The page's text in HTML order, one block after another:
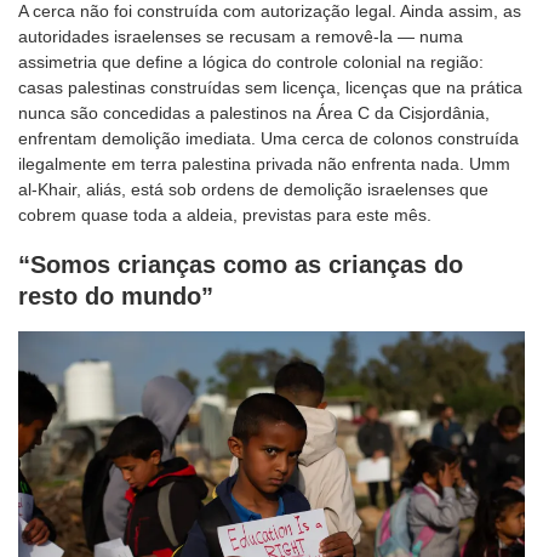
A cerca não foi construída com autorização legal. Ainda assim, as
autoridades israelenses se recusam a removê-la — numa
assimetria que define a lógica do controle colonial na região:
casas palestinas construídas sem licença, licenças que na prática
nunca são concedidas a palestinos na Área C da Cisjordânia,
enfrentam demolição imediata. Uma cerca de colonos construída
ilegalmente em terra palestina privada não enfrenta nada. Umm
al-Khair, aliás, está sob ordens de demolição israelenses que
cobrem quase toda a aldeia, previstas para este mês.
“Somos crianças como as crianças do
resto do mundo”